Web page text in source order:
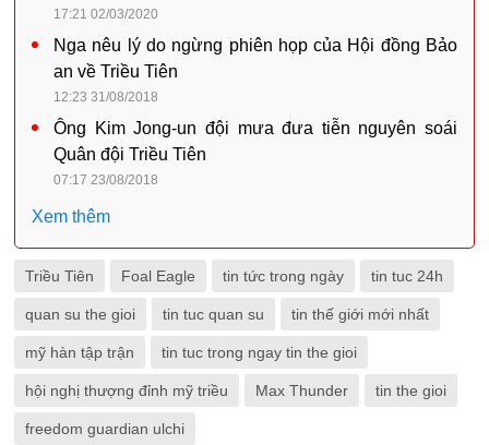
17:21 02/03/2020
Nga nêu lý do ngừng phiên họp của Hội đồng Bảo
an về Triều Tiên
12:23 31/08/2018
Ông Kim Jong-un đội mưa đưa tiễn nguyên soái
Quân đội Triều Tiên
07:17 23/08/2018
Xem thêm
Triều Tiên Foal Eagle tin tức trong ngày tin tuc 24h
quan su the gioi tin tuc quan su tin thế giới mới nhất
mỹ hàn tập trận tin tuc trong ngay tin the gioi
hội nghị thượng đỉnh mỹ triều Max Thunder tin the gioi
freedom guardian ulchi